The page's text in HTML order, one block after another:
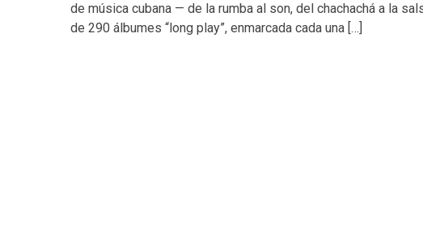
de música cubana — de la rumba al son, del chachachá a la
de 290 álbumes “long play”, enmarcada cada una […]